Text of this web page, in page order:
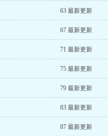
63 最新更新
67 最新更新
71 最新更新
75 最新更新
79 最新更新
83 最新更新
87 最新更新